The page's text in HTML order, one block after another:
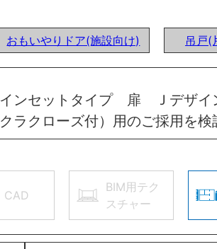
おもいやりドア(施設向け) 吊戸(
ンセットタイプ 扉 Ｊデザ
クローズ付）用のご採用を
CAD
BIM用テク
スチャー